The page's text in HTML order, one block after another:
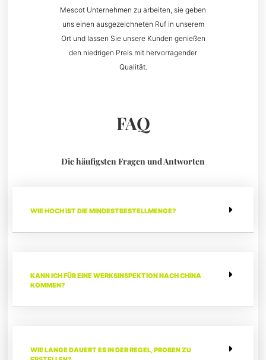
Mescot Unternehmen zu arbeiten, sie geben
uns einen ausgezeichneten Ruf in unserem
Ort und lassen Sie unsere Kunden genießen
den niedrigen Preis mit hervorragender
Qualität.
FAQ
Die häufigsten Fragen und Antworten
WIE HOCH IST DIE MINDESTBESTELLMENGE?
KANN ICH FÜR EINE WERKSINSPEKTION NACH CHINA
KOMMEN?
WIE LANGE DAUERT ES IN DER REGEL, PROBEN ZU